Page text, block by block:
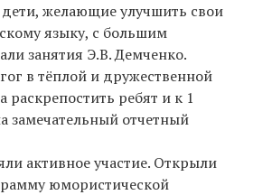
желающие улучшить свои
языку, с большим
занятия Э.В. Демченко.
в тёплой и дружественной
раскрепостить ребят и к 1
замечательный отчетный
активное участие. Открыли
юмористической